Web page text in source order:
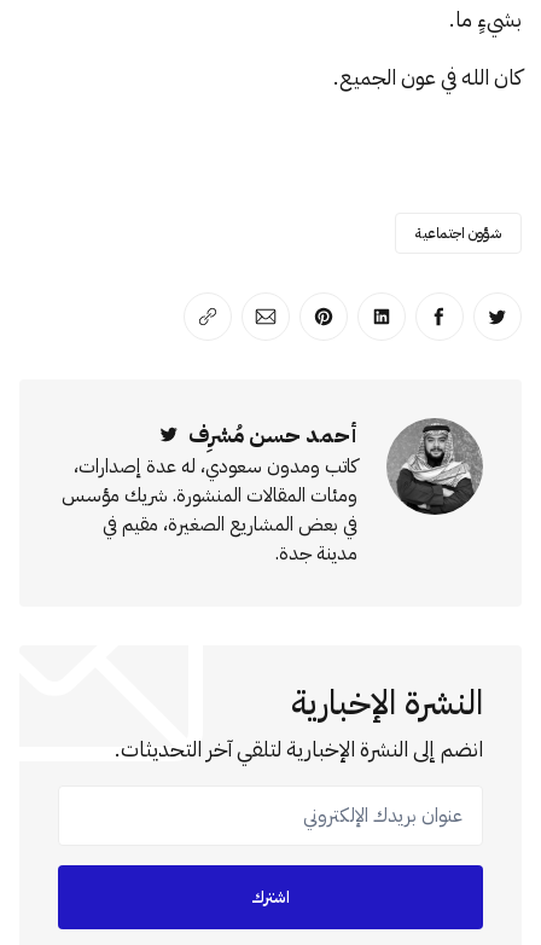
بشيءٍ ما.
كان الله في عون الجميع.
شؤون اجتماعية
انشر على تويترانشر على الفيسبوك
انشر على لينكد إن
انشر على بينترست
انشر على الإيميل
انسخ الرابط
أحمد حسن مُشرِف
كاتب ومدون سعودي، له عدة إصدارات،
ومئات المقالات المنشورة. شريك مؤسس
في بعض المشاريع الصغيرة، مقيم في
مدينة جدة.
النشرة الإخبارية
انضم إلى النشرة الإخبارية لتلقي آخر التحديثات.
عنوان بريدك الإلكتروني
اشترك